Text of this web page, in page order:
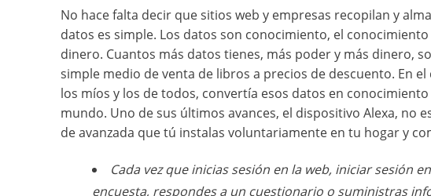
No hace falta decir que sitios web y empresas recopilan y
datos es simple. Los datos son conocimiento, el
dinero. Cuantos más datos tienes, más poder y más dinero,
simple medio de venta de libros a precios de descuento. En
los míos y los de todos, convertía esos datos en
mundo. Uno de sus últimos avances, el dispositivo Alexa, no
de avanzada que tú instalas voluntariamente en tu hogar y
Cada vez que inicias sesión en la web, iniciar sesión
encuesta, respondes a un cuestionario o suministras